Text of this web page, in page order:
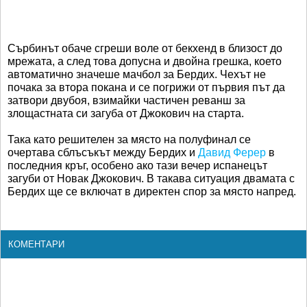
Сърбинът обаче сгреши воле от бекхенд в близост до
мрежата, а след това допусна и двойна грешка, което
автоматично значеше мачбол за Бердих. Чехът не
почака за втора покана и се погрижи от първия път да
затвори двубоя, взимайки частичен реванш за
злощастната си загуба от Джокович на старта.
Така като решителен за място на полуфинал се
очертава сблъсъкът между Бердих и Давид Ферер в
последния кръг, особено ако тази вечер испанецът
загуби от Новак Джокович. В такава ситуация двамата с
Бердих ще се включат в директен спор за място напред.
КОМЕНТАРИ